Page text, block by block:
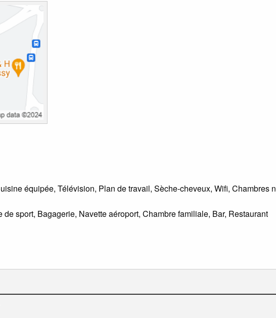
équipée, Télévision, Plan de travail, Sèche-cheveux, Wifi, Chambres
sport, Bagagerie, Navette aéroport, Chambre familiale, Bar, Restaurant